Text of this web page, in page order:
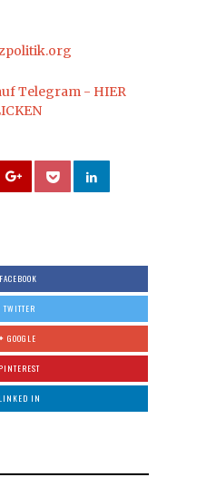
Telegram - HIER
FACEBOOK
TWITTER
GOOGLE
PINTEREST
LINKED IN